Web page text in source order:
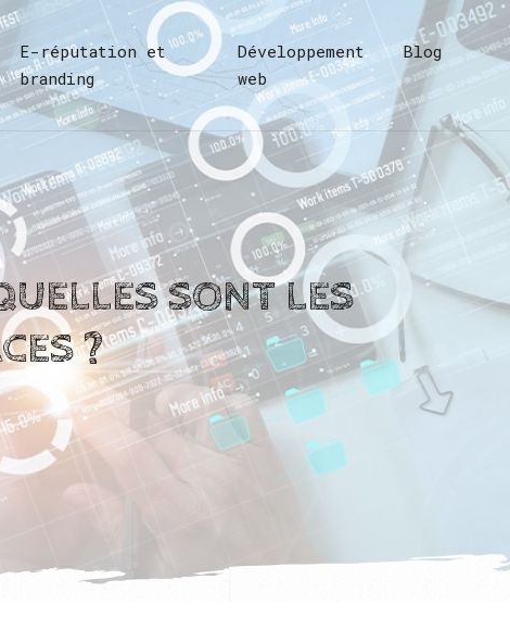
E-réputation et
branding
Développement
web
Blog
SONT LES
?